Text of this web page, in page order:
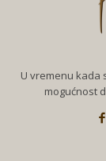
U vremenu kada
mogućnost